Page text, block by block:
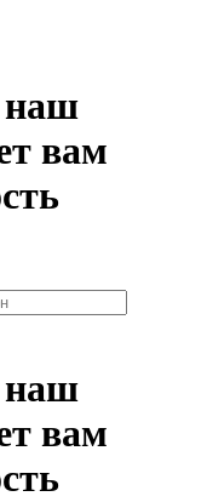
наш
вам
наш
вам